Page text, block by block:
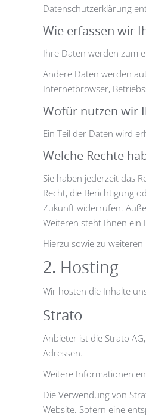
Datenschutzerklärung
Wie erfassen wir
Ihre Daten werden zum
Andere Daten werden
Internetbrowser,
Wofür nutzen wir
Ein Teil der Daten wird
Welche Rechte
Sie haben jederzeit das
Recht, die Berichtigung
Zukunft widerrufen.
Weiteren steht Ihnen ein
Hierzu sowie zu
2. Hosting
Wir hosten die Inhalte
Strato
Anbieter ist die Strato
Adressen.
Weitere Informationen
Die Verwendung von
Website. Sofern eine